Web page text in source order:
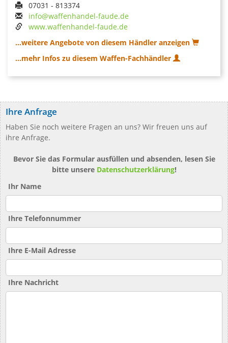
07031 - 813374
info@waffenhandel-faude.de
www.waffenhandel-faude.de
...weitere Angebote von diesem Händler anzeigen
...mehr Infos zu diesem Waffen-Fachhändler
Ihre Anfrage
Haben Sie noch weitere Fragen an uns? Wir freuen uns auf
ihre Anfrage.
Bevor Sie das Formular ausfüllen und absenden, lesen Sie
bitte unsere Datenschutzerklärung!
Ihr Name
Ihre Telefonnummer
Ihre E-Mail Adresse
Ihre Nachricht